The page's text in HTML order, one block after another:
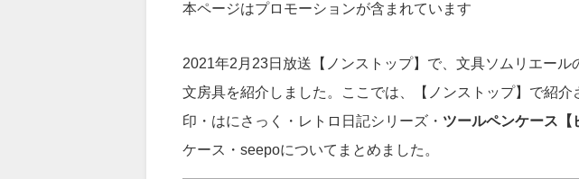
本ページはプロモーションが含まれています
2021年2月23日放送【ノンストップ】で、文具ソムリエール